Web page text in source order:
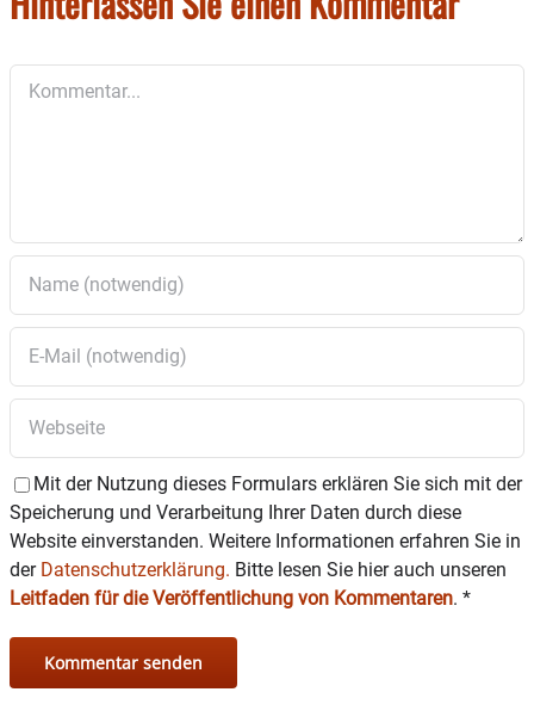
Wasserburg, Haus 25
Mit der Nutzung dieses Formulars erklären Sie sich mit der
Speicherung und Verarbeitung Ihrer Daten durch diese
Website einverstanden. Weitere Informationen erfahren Sie in
der Datenschutzerklärung. Bitte lesen Sie hier auch unseren
Leitfaden für die Veröffentlichung von Kommentaren. *